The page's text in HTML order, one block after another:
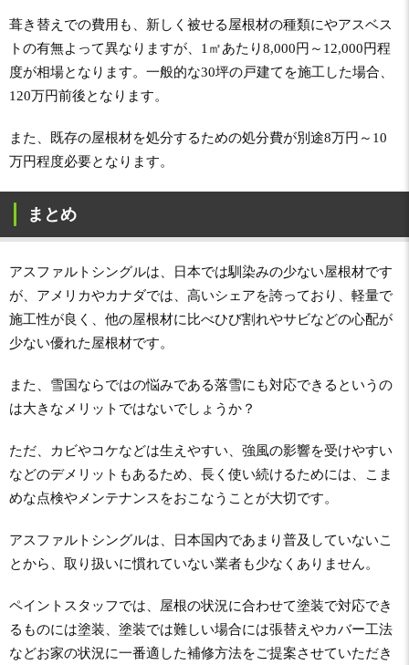
葺き替えでの費用も、新しく被せる屋根材の種類にやアスベス
トの有無よって異なりますが、1㎡あたり8,000円～12,000円程
度が相場となります。一般的な30坪の戸建てを施工した場合、
120万円前後となります。
また、既存の屋根材を処分するための処分費が別途8万円～10
万円程度必要となります。
まとめ
アスファルトシングルは、日本では馴染みの少ない屋根材です
が、アメリカやカナダでは、高いシェアを誇っており、軽量で
施工性が良く、他の屋根材に比べひび割れやサビなどの心配が
少ない優れた屋根材です。
また、雪国ならではの悩みである落雪にも対応できるというの
は大きなメリットではないでしょうか？
ただ、カビやコケなどは生えやすい、強風の影響を受けやすい
などのデメリットもあるため、長く使い続けるためには、こま
めな点検やメンテナンスをおこなうことが大切です。
アスファルトシングルは、日本国内であまり普及していないこ
とから、取り扱いに慣れていない業者も少なくありません。
ペイントスタッフでは、屋根の状況に合わせて塗装で対応でき
るものには塗装、塗装では難しい場合には張替えやカバー工法
などお家の状況に一番適した補修方法をご提案させていただき